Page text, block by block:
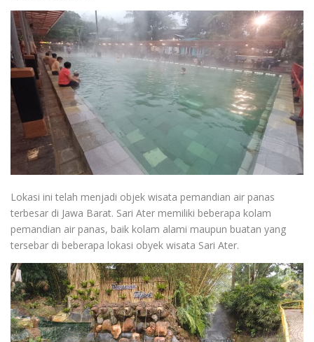
Lokasi ini telah menjadi objek wisata pemandian air panas
terbesar di Jawa Barat. Sari Ater memiliki beberapa kolam
pemandian air panas, baik kolam alami maupun buatan yang
tersebar di beberapa lokasi obyek wisata Sari Ater.